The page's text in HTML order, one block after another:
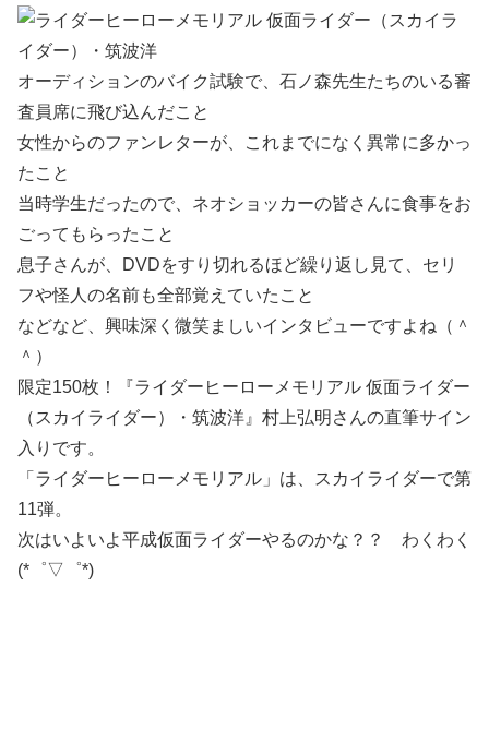
オーディションのバイク試験で、石ノ森先生たちのいる審
査員席に飛び込んだこと
女性からのファンレターが、これまでになく異常に多かっ
たこと
当時学生だったので、ネオショッカーの皆さんに食事をお
ごってもらったこと
息子さんが、DVDをすり切れるほど繰り返し見て、セリ
フや怪人の名前も全部覚えていたこと
などなど、興味深く微笑ましいインタビューですよね（＾
＾）
限定150枚！『ライダーヒーローメモリアル 仮面ライダー
（スカイライダー）・筑波洋』村上弘明さんの直筆サイン
入りです。
「ライダーヒーローメモリアル」は、スカイライダーで第
11弾。
次はいよいよ平成仮面ライダーやるのかな？？ わくわく
(*゜▽゜*)